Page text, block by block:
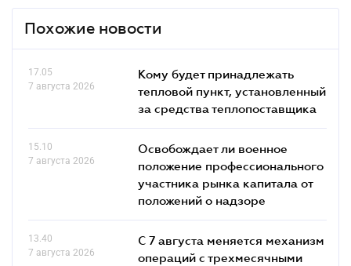
Похожие новости
17.05
7 августа 2026
Кому будет принадлежать
тепловой пункт, установленный
за средства теплопоставщика
15.10
7 августа 2026
Освобождает ли военное
положение профессионального
участника рынка капитала от
положений о надзоре
13.40
7 августа 2026
С 7 августа меняется механизм
операций с трехмесячными